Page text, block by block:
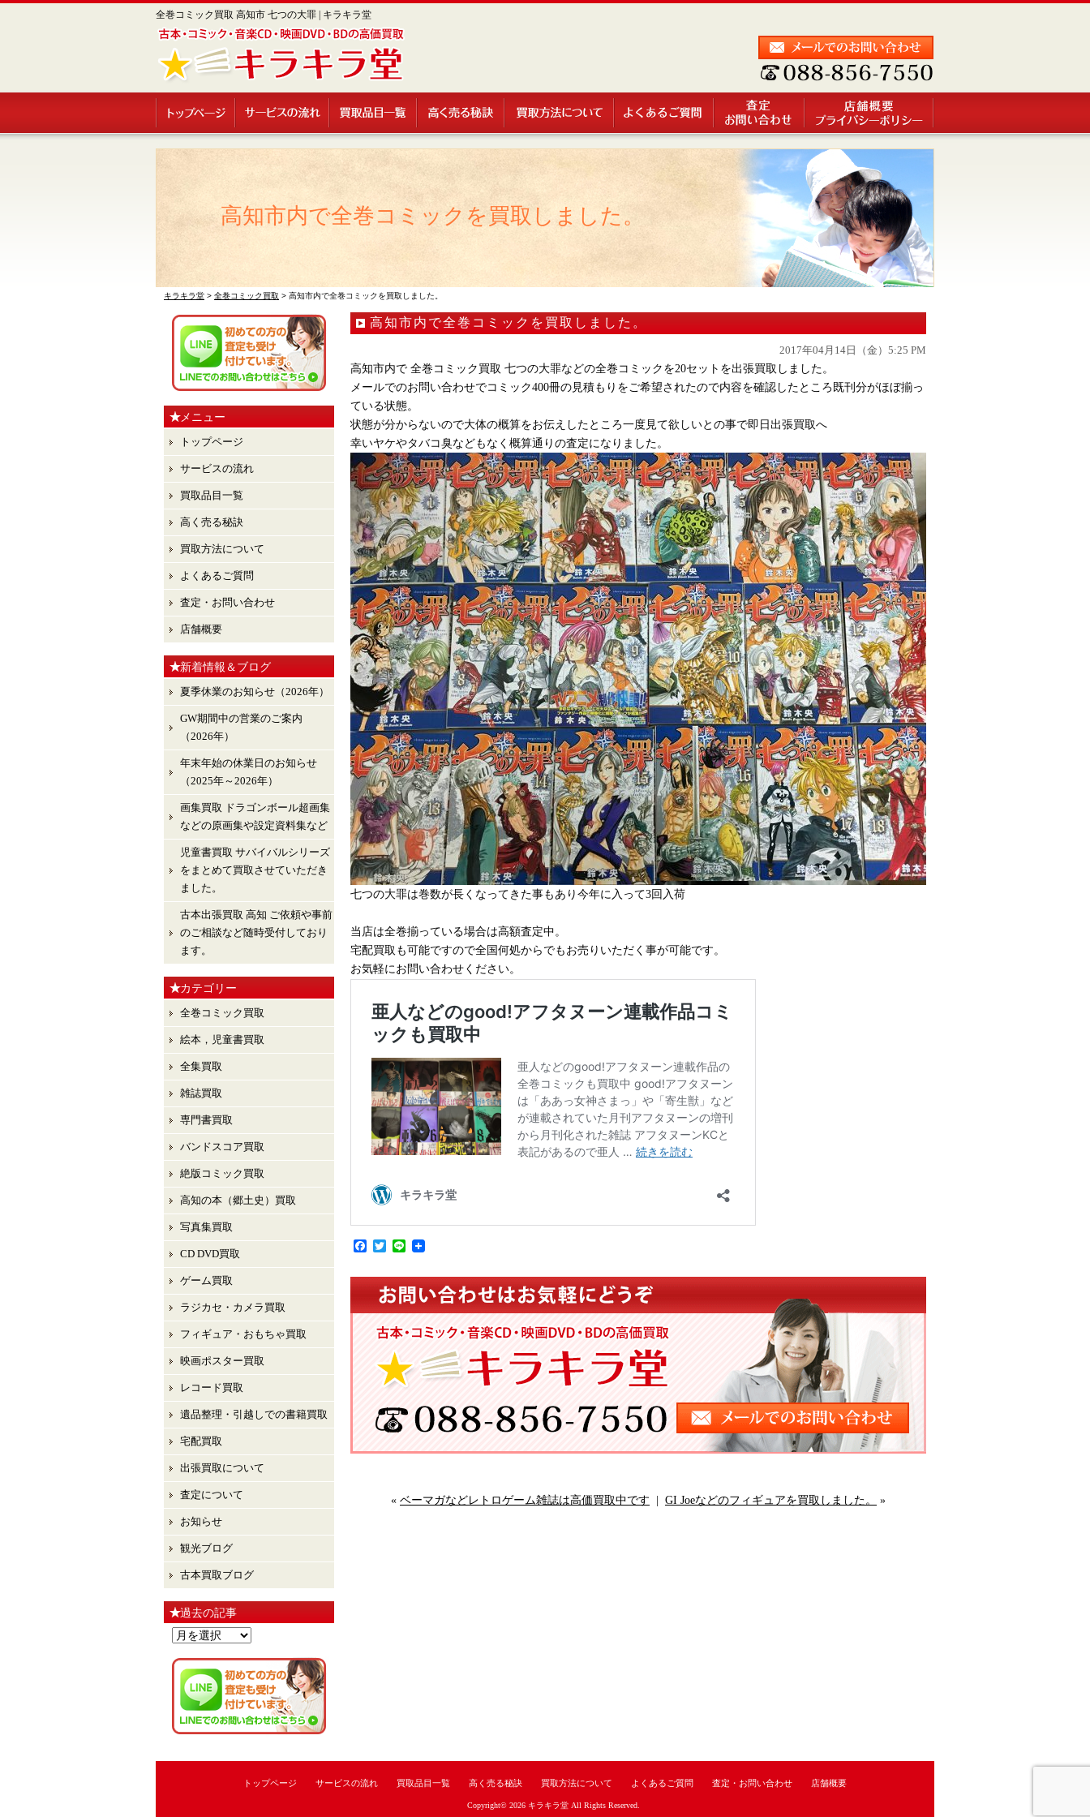
全巻コミック買取 高知市 七つの大罪 | キラキラ堂
高知市内で全巻コミックを買取しました。
キラキラ堂 > 全巻コミック買取 > 高知市内で全巻コミックを買取しました。
高知市内で全巻コミックを買取しました。
2017年04月14日（金）5:25 PM
高知市内で 全巻コミック買取 七つの大罪などの全巻コミックを20セットを出張買取しました。
メールでのお問い合わせでコミック400冊の見積もりをご希望されたので内容を確認したところ既刊分がほぼ揃っ
ている状態。
状態が分からないので大体の概算をお伝えしたところ一度見て欲しいとの事で即日出張買取へ
幸いヤケやタバコ臭などもなく概算通りの査定になりました。
七つの大罪は巻数が長くなってきた事もあり今年に入って3回入荷
当店は全巻揃っている場合は高額査定中。
宅配買取も可能ですので全国何処からでもお売りいただく事が可能です。
お気軽にお問い合わせください。
Facebook
Twitter
Line
« ベーマガなどレトロゲーム雑誌は高価買取中です GI Joeなどのフィギュアを買取しました。 »
メニュー
トップページ
サービスの流れ
買取品目一覧
高く売る秘訣
買取方法について
よくあるご質問
査定・お問い合わせ
店舗概要
新着情報＆ブログ
夏季休業のお知らせ（2026年）
GW期間中の営業のご案内
（2026年）
年末年始の休業日のお知らせ
（2025年～2026年）
画集買取 ドラゴンボール超画集
などの原画集や設定資料集など
児童書買取 サバイバルシリーズ
をまとめて買取させていただき
ました。
古本出張買取 高知 ご依頼や事前
のご相談など随時受付しており
ます。
カテゴリー
全巻コミック買取
絵本，児童書買取
全集買取
雑誌買取
専門書買取
バンドスコア買取
絶版コミック買取
高知の本（郷土史）買取
写真集買取
CD DVD買取
ゲーム買取
ラジカセ・カメラ買取
フィギュア・おもちゃ買取
映画ポスター買取
レコード買取
遺品整理・引越しでの書籍買取
宅配買取
出張買取について
査定について
お知らせ
観光ブログ
古本買取ブログ
過去の記事
トップページ サービスの流れ 買取品目一覧 高く売る秘訣 買取方法について よくあるご質問 査定・お問い合わせ 店舗概要
Copyright© 2026 キラキラ堂All Rights Reserved.